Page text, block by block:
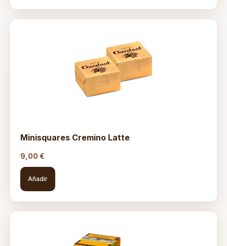
Minisquares Cremino Latte
9,00 €
Añadir